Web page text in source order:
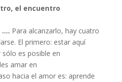
el encuentro
…. Para alcanzarlo, hay cuatro
El primero: estar aquí
es posible en
amar en
hacia el amor es: aprende